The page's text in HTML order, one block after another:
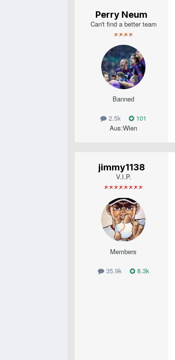
Perry Neum
Can't find a better team
Banned
2.5k
101
Aus:Wien
jimmy1138
V.I.P.
Members
35.9k 8.3k